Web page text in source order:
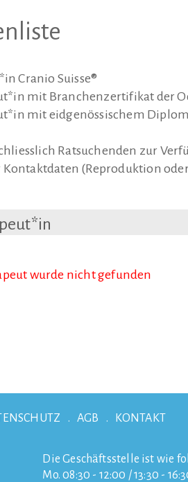
Cranio Suisse®
mit Branchenzertifikat der
mit eidgenössischem Diplom
Ratsuchenden zur
(Reproduktion
wurde nicht gefunden
AGB KONTAKT
Die Geschäftsstelle ist wie
Mo. 08:30 - 12:00 / 13:30 -